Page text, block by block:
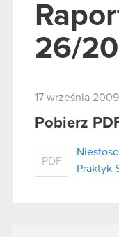
26/
17 września
Pobierz
PDF
Praktyk